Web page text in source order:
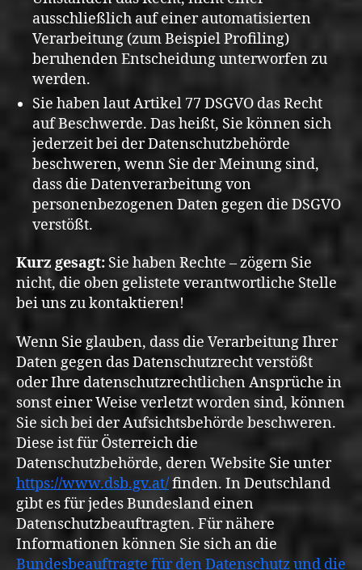
ausschließlich auf einer automatisierten
Verarbeitung (zum Beispiel Profiling)
beruhenden Entscheidung unterworfen zu
werden.
Sie haben laut Artikel 77 DSGVO das Recht
auf Beschwerde. Das heißt, Sie können sich
jederzeit bei der Datenschutzbehörde
beschweren, wenn Sie der Meinung sind,
dass die Datenverarbeitung von
personenbezogenen Daten gegen die DSGVO
verstößt.
Kurz gesagt: Sie haben Rechte – zögern Sie
nicht, die oben gelistete verantwortliche Stelle
bei uns zu kontaktieren!
Wenn Sie glauben, dass die Verarbeitung Ihrer
Daten gegen das Datenschutzrecht verstößt
oder Ihre datenschutzrechtlichen Ansprüche in
sonst einer Weise verletzt worden sind, können
Sie sich bei der Aufsichtsbehörde beschweren.
Diese ist für Österreich die
Datenschutzbehörde, deren Website Sie unter
https://www.dsb.gv.at/finden. In Deutschland
gibt es für jedes Bundesland einen
Datenschutzbeauftragten. Für nähere
Informationen können Sie sich an die
Bundesbeauftragte für den Datenschutz und die